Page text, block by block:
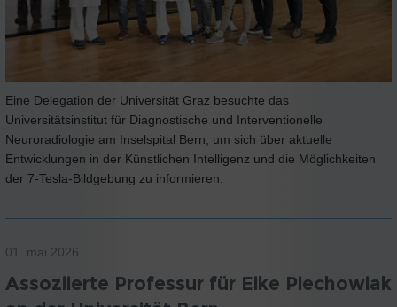
Eine Delegation der Universität Graz besuchte das
Universitätsinstitut für Diagnostische und Interventionelle
Neuroradiologie am Inselspital Bern, um sich über aktuelle
Entwicklungen in der Künstlichen Intelligenz und die Möglichkeiten
der 7-Tesla-Bildgebung zu informieren.
01. mai 2026
Assoziierte Professur für Eike Piechowiak